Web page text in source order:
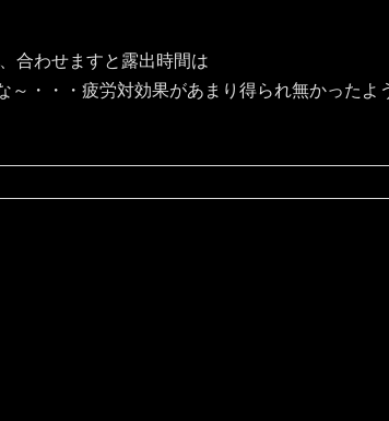
合わせますと露出時間は
～・・・疲労対効果があまり得られ無かったよ